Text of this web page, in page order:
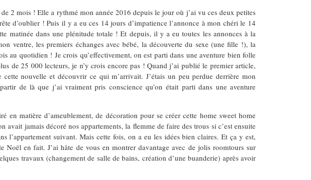
2 mois ! Elle a rythmé mon année 2016 depuis le jour où j’ai vu ces deux petites
d’oublier ! Puis il y a eu ces 14 jours d’impatience l’annonce à mon chéri le 14
matinée dans une plénitude totale ! Et depuis, il y a eu toutes les annonces à la
ventre, les premiers échanges avec bébé, la découverte du sexe (une fille !), la
au quotidien ! Je crois qu’effectivement, on est parti dans une aventure bien folle
de 25 000 lecteurs, je n’y crois encore pas ! Quand j’ai publié le premier article,
nouvelle et découvrir ce qui m’arrivait. J’étais un peu perdue derrière mon
de là que j’ai vraiment pris conscience qu’on était parti dans une aventure
en matière d’ameublement, de décoration pour se créer cette home sweet home
jamais décoré nos appartements, la flemme de faire des trous si c’est ensuite
l’appartement suivant. Mais cette fois, on a eu les idées bien claires. Et ça y est,
Noël en fait. J’ai hâte de vous en montrer davantage avec de jolis roomtours sur
travaux (changement de salle de bains, création d’une buanderie) après avoir